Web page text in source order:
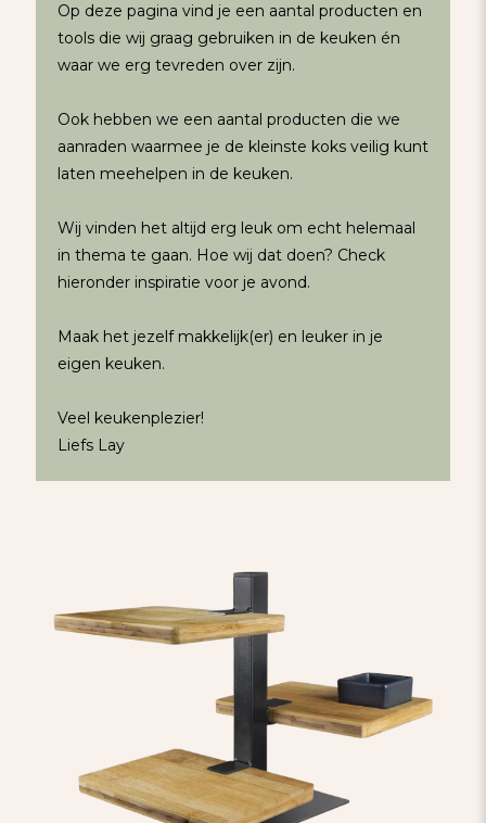
Op deze pagina vind je een aantal producten en
tools die wij graag gebruiken in de keuken én
waar we erg tevreden over zijn.
Ook hebben we een aantal producten die we
aanraden waarmee je de kleinste koks veilig kunt
laten meehelpen in de keuken.
Wij vinden het altijd erg leuk om echt helemaal
in thema te gaan. Hoe wij dat doen? Check
hieronder inspiratie voor je avond.
Maak het jezelf makkelijk(er) en leuker in je
eigen keuken.
Veel keukenplezier!
Liefs Lay